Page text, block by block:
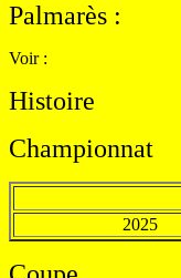
Palmarès :
Voir :
Histoire
Championnat
2025